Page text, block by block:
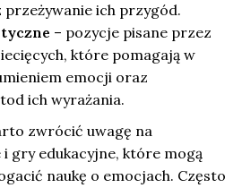
ich przygód.
– pozycje pisane przez
które pomagają w
emocji oraz
ich wyrażania.
zwrócić uwagę na
gry edukacyjne, które mogą
naukę o emocjach. Często